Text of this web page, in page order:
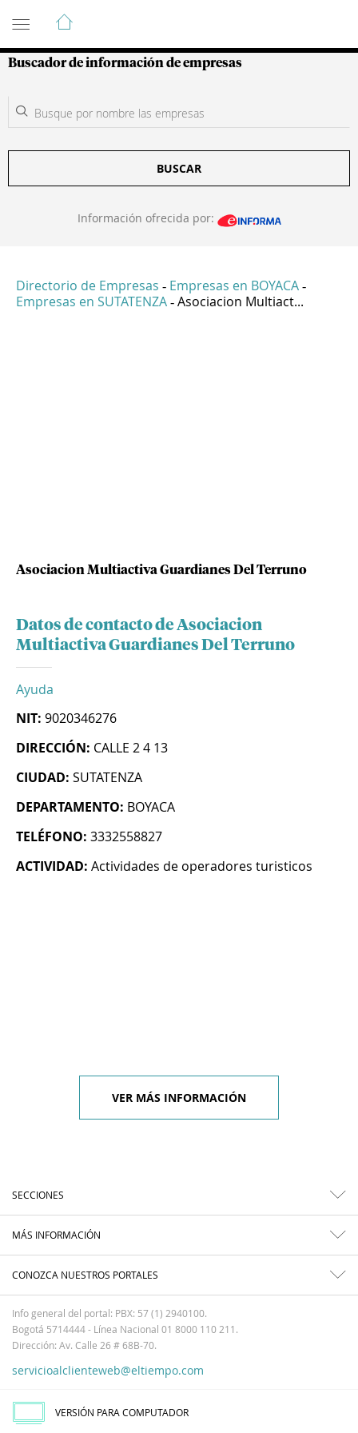
Guía de Empresas Colombianas
Buscador de información de empresas
BUSCAR
Información ofrecida por:
Directorio de Empresas - Empresas en BOYACA -
Empresas en SUTATENZA - Asociacion Multiact...
Asociacion Multiactiva Guardianes Del Terruno
Datos de contacto de Asociacion
Multiactiva Guardianes Del Terruno
Ayuda
NIT: 9020346276
DIRECCIÓN: CALLE 2 4 13
CIUDAD: SUTATENZA
DEPARTAMENTO: BOYACA
TELÉFONO: 3332558827
ACTIVIDAD: Actividades de operadores turisticos
VER MÁS INFORMACIÓN
SECCIONES
MÁS INFORMACIÓN
CONOZCA NUESTROS PORTALES
Info general del portal: PBX: 57 (1) 2940100.
Bogotá 5714444 - Línea Nacional 01 8000 110 211.
Dirección: Av. Calle 26 # 68B-70.
servicioalclienteweb@eltiempo.com
VERSIÓN PARA COMPUTADOR